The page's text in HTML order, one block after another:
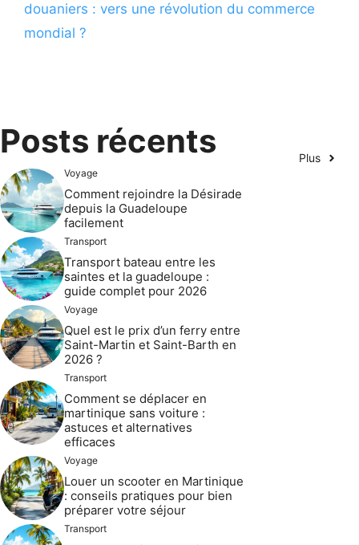
douaniers : vers une révolution du commerce
mondial ?
Posts récents Plus
Voyage
Comment rejoindre la Désirade
depuis la Guadeloupe
facilement
Transport
Transport bateau entre les
saintes et la guadeloupe :
guide complet pour 2026
Voyage
Quel est le prix d’un ferry entre
Saint-Martin et Saint-Barth en
2026 ?
Transport
Comment se déplacer en
martinique sans voiture :
astuces et alternatives
efficaces
Voyage
Louer un scooter en Martinique
: conseils pratiques pour bien
préparer votre séjour
Transport